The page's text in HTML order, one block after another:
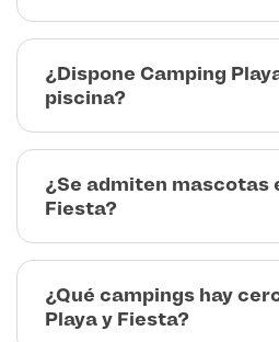
¿Dispone Camping
piscina?
¿Se admiten mascotas
Fiesta?
¿Qué campings hay
Playa y Fiesta?